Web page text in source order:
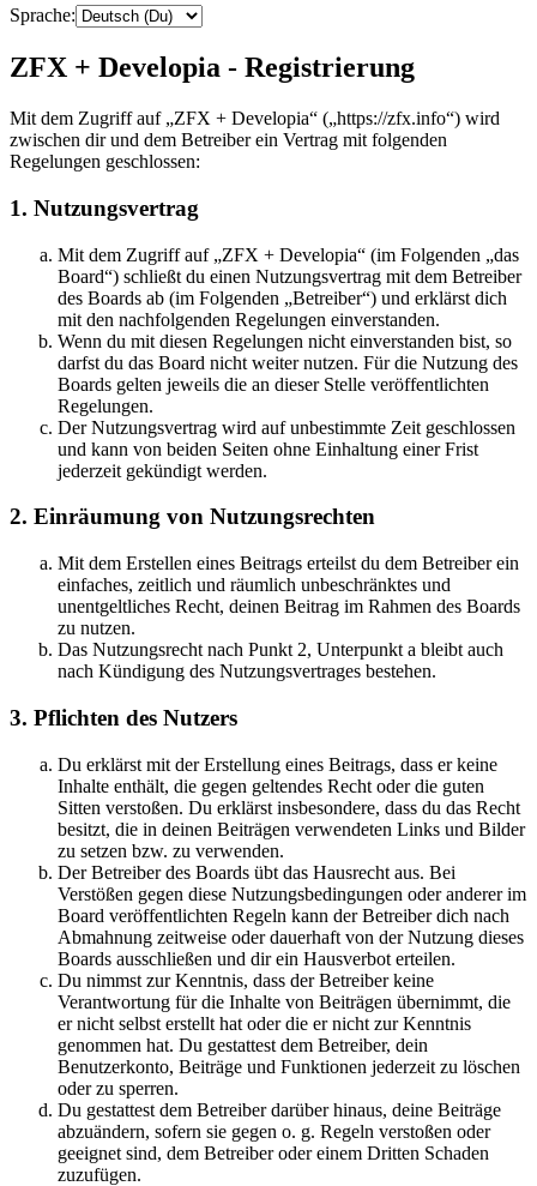
Sprache:
ZFX + Developia - Registrierung
Mit dem Zugriff auf „ZFX + Developia“ („https://zfx.info“) wird
zwischen dir und dem Betreiber ein Vertrag mit folgenden
Regelungen geschlossen:
1. Nutzungsvertrag
Mit dem Zugriff auf „ZFX + Developia“ (im Folgenden „das
Board“) schließt du einen Nutzungsvertrag mit dem Betreiber
des Boards ab (im Folgenden „Betreiber“) und erklärst dich
mit den nachfolgenden Regelungen einverstanden.
Wenn du mit diesen Regelungen nicht einverstanden bist, so
darfst du das Board nicht weiter nutzen. Für die Nutzung des
Boards gelten jeweils die an dieser Stelle veröffentlichten
Regelungen.
Der Nutzungsvertrag wird auf unbestimmte Zeit geschlossen
und kann von beiden Seiten ohne Einhaltung einer Frist
jederzeit gekündigt werden.
2. Einräumung von Nutzungsrechten
Mit dem Erstellen eines Beitrags erteilst du dem Betreiber ein
einfaches, zeitlich und räumlich unbeschränktes und
unentgeltliches Recht, deinen Beitrag im Rahmen des Boards
zu nutzen.
Das Nutzungsrecht nach Punkt 2, Unterpunkt a bleibt auch
nach Kündigung des Nutzungsvertrages bestehen.
3. Pflichten des Nutzers
Du erklärst mit der Erstellung eines Beitrags, dass er keine
Inhalte enthält, die gegen geltendes Recht oder die guten
Sitten verstoßen. Du erklärst insbesondere, dass du das Recht
besitzt, die in deinen Beiträgen verwendeten Links und Bilder
zu setzen bzw. zu verwenden.
Der Betreiber des Boards übt das Hausrecht aus. Bei
Verstößen gegen diese Nutzungsbedingungen oder anderer im
Board veröffentlichten Regeln kann der Betreiber dich nach
Abmahnung zeitweise oder dauerhaft von der Nutzung dieses
Boards ausschließen und dir ein Hausverbot erteilen.
Du nimmst zur Kenntnis, dass der Betreiber keine
Verantwortung für die Inhalte von Beiträgen übernimmt, die
er nicht selbst erstellt hat oder die er nicht zur Kenntnis
genommen hat. Du gestattest dem Betreiber, dein
Benutzerkonto, Beiträge und Funktionen jederzeit zu löschen
oder zu sperren.
Du gestattest dem Betreiber darüber hinaus, deine Beiträge
abzuändern, sofern sie gegen o. g. Regeln verstoßen oder
geeignet sind, dem Betreiber oder einem Dritten Schaden
zuzufügen.